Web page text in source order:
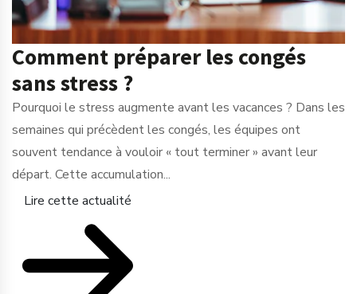
Comment préparer les congés
sans stress ?
Pourquoi le stress augmente avant les vacances ? Dans les
semaines qui précèdent les congés, les équipes ont
souvent tendance à vouloir « tout terminer » avant leur
départ. Cette accumulation...
Lire cette actualité